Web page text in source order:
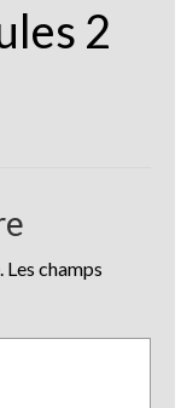
2
Les champs